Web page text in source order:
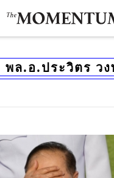
พล.อ.ประวิตร ว